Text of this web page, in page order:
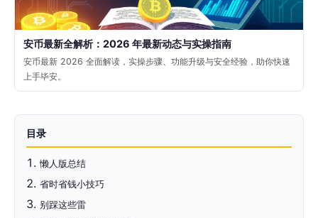
安币最新全解析：2026 年最新动态与实操指南
安币最新 2026 全面解读，实操步骤、功能升级与安全经验，助你快速
上手毕安。
目录
懒人版总结
省时省钱小技巧
别踩这些雷